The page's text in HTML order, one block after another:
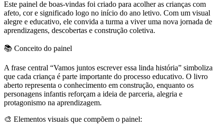
Este painel de boas-vindas foi criado para acolher as crianças com
afeto, cor e significado logo no início do ano letivo. Com um visual
alegre e educativo, ele convida a turma a viver uma nova jornada de
aprendizagens, descobertas e construção coletiva.
📚 Conceito do painel
A frase central “Vamos juntos escrever essa linda história” simboliza
que cada criança é parte importante do processo educativo. O livro
aberto representa o conhecimento em construção, enquanto os
personagens infantis reforçam a ideia de parceria, alegria e
protagonismo na aprendizagem.
🎨 Elementos visuais que compõem o painel: